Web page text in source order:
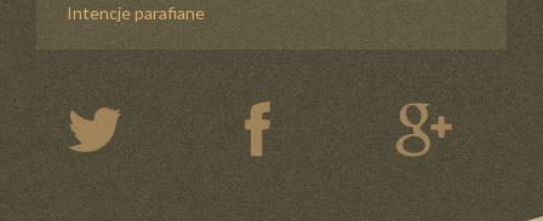
Intencje parafiane